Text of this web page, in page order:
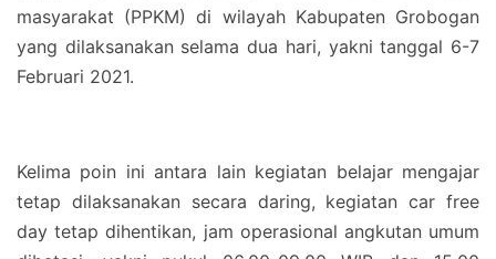
masyarakat (PPKM) di wilayah Kabupaten Grobogan
yang dilaksanakan selama dua hari, yakni tanggal 6-7
Februari 2021.
Kelima poin ini antara lain kegiatan belajar mengajar
tetap dilaksanakan secara daring, kegiatan car free
day tetap dihentikan, jam operasional angkutan umum